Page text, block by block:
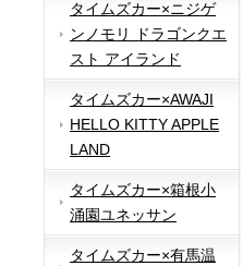
タイムズカー×ニジゲ
ンノモリ ドラゴンクエ
スト アイランド
タイムズカー×AWAJI
HELLO KITTY APPLE
LAND
タイムズカー×箱根小
涌園ユネッサン
タイムズカー×有馬温